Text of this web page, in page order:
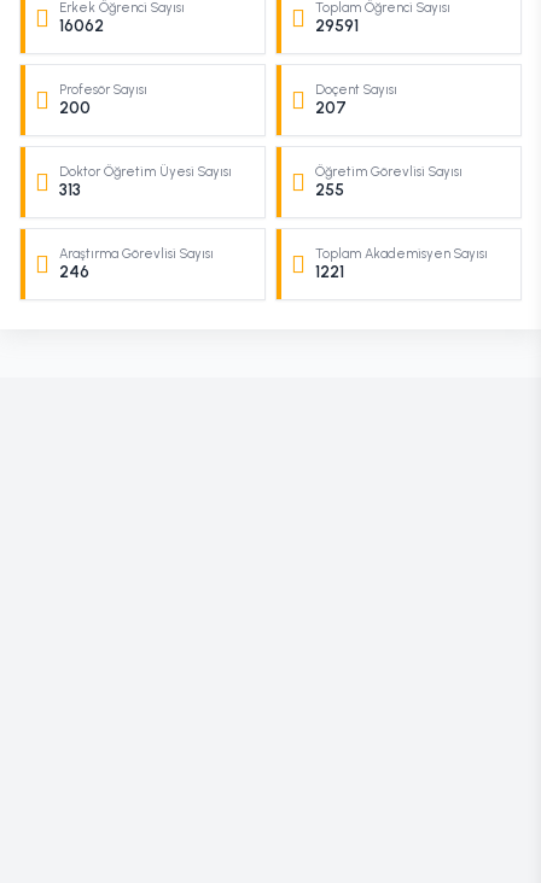
Erkek Öğrenci Sayısı
16062
Toplam Öğrenci Sayısı
29591
Profesör Sayısı
200
Doçent Sayısı
207
Doktor Öğretim Üyesi Sayısı
313
Öğretim Görevlisi Sayısı
255
Araştırma Görevlisi Sayısı
246
Toplam Akademisyen Sayısı
1221